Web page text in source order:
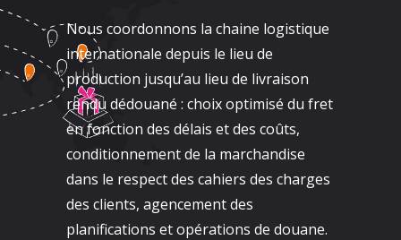
Nous coordonnons la chaine logistique
internationale depuis le lieu de
production jusqu’au lieu de livraison
rendu dédouané : choix optimisé du fret
en fonction des délais et des coûts,
conditionnement de la marchandise
dans le respect des cahiers des charges
des clients, agencement des
planifications et opérations de douane.